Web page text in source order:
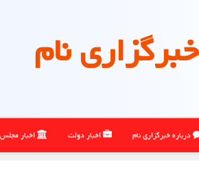
خبرگزاری نام
درباره خبرگزاری نام اخبار دولت اخبار مجلس